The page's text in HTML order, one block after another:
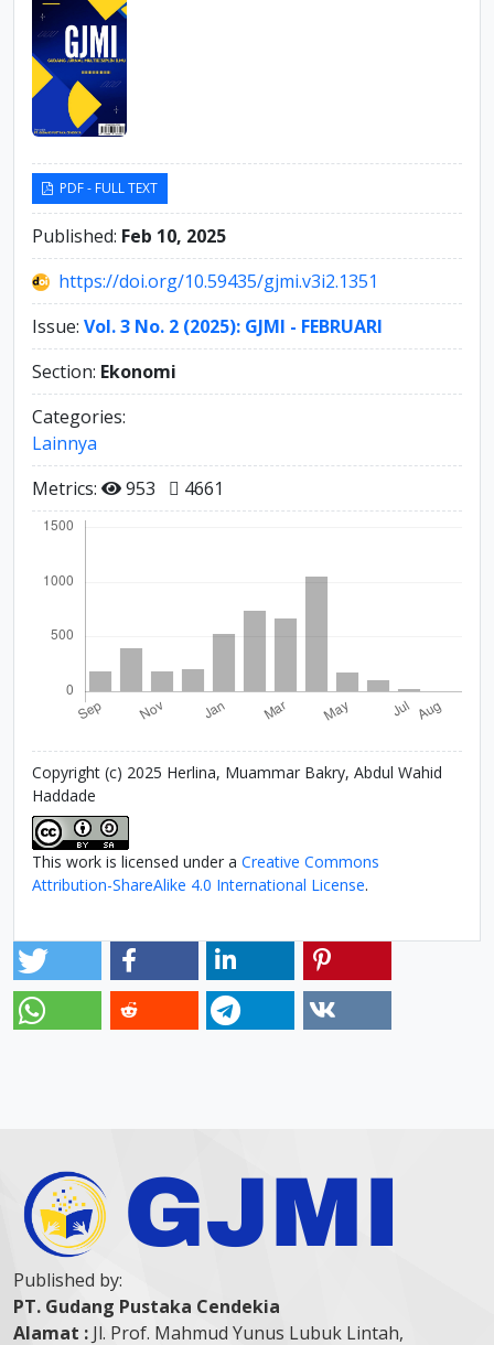
PDF - FULL TEXT
Published: Feb 10, 2025
https://doi.org/10.59435/gjmi.v3i2.1351
Issue: Vol. 3 No. 2 (2025): GJMI - FEBRUARI
Section: Ekonomi
Categories:
Lainnya
Metrics:
953 4661
Copyright (c) 2025 Herlina, Muammar Bakry, Abdul Wahid
Haddade
This work is licensed under a Creative Commons
Attribution-ShareAlike 4.0 International License.
Published by:
PT. Gudang Pustaka Cendekia
Alamat : Jl. Prof. Mahmud Yunus Lubuk Lintah,